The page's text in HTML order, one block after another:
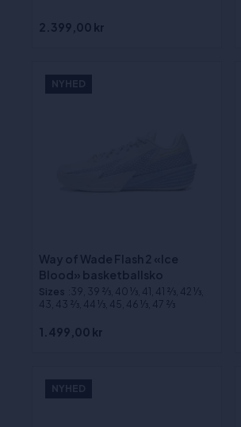
2.399,00 kr
NYHED
Way of Wade Flash 2 «Ice
Blood» basketballsko
Sizes :39, 39 2⁄3, 40 1⁄3, 41, 41 2⁄3, 42 1⁄3,
43, 43 2⁄3, 44 1⁄3, 45, 46 1⁄3, 47 2⁄3
1.499,00 kr
NYHED